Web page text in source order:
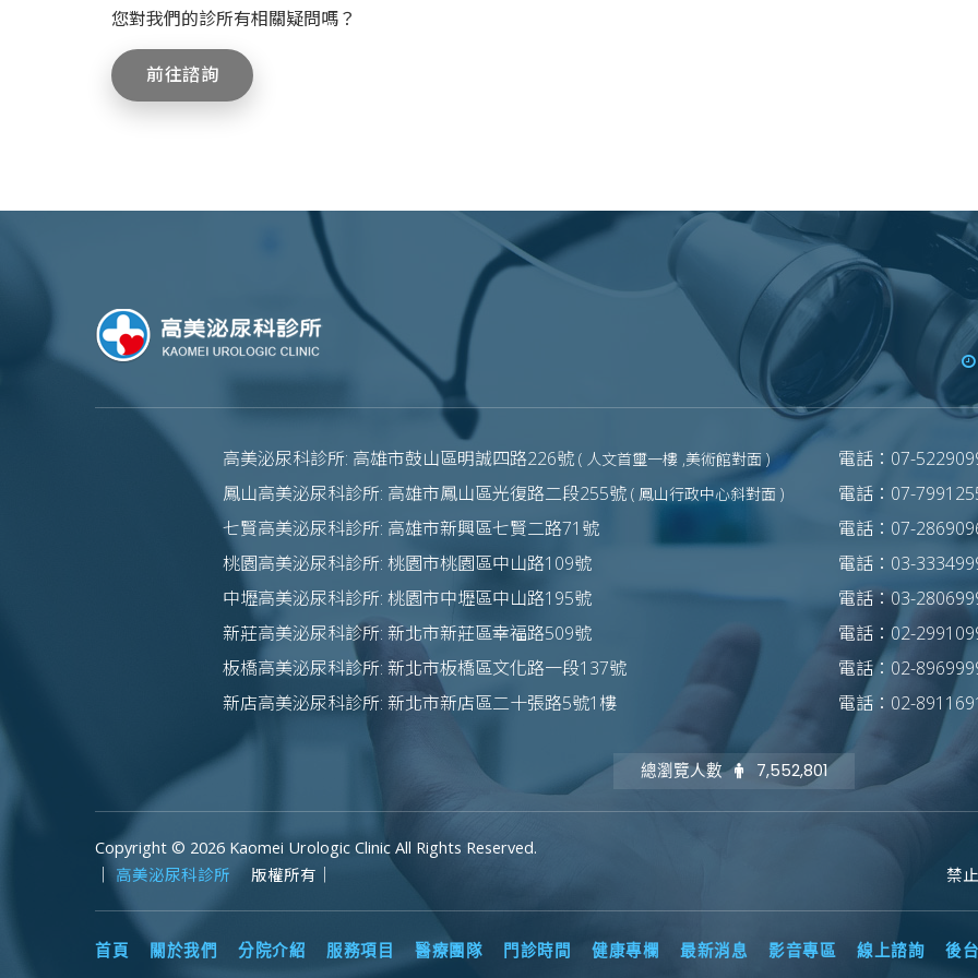
您對我們的診所有相關疑問嗎？
前往諮詢
高美泌尿科診所: 高雄市鼓山區明誠四路226號 ( 人文首璽一樓 ,美術館對面 )
電話：07-
鳳山高美泌尿科診所: 高雄市鳳山區光復路二段255號 ( 鳳山行政中心斜對面 )
電話：07-
七賢高美泌尿科診所: 高雄市新興區七賢二路71號
電話：07-
桃園高美泌尿科診所: 桃園市桃園區中山路109號
電話：03-
中壢高美泌尿科診所: 桃園市中壢區中山路195號
電話：03-
新莊高美泌尿科診所: 新北市新莊區幸福路509號
電話：02-
板橋高美泌尿科診所: 新北市板橋區文化路一段137號
電話：02-
新店高美泌尿科診所: 新北市新店區二十張路5號1樓
電話：02-
總瀏覽人數 7,552,801
Copyright © 2026 Kaomei Urologic Clinic All Rights Reserved.
高美泌尿科診所 版權所有｜ 禁
首頁 關於我們 分院介紹 服務項目 醫療團隊 門診時間 健康專欄 最新消息 影音專區 線上諮詢 後